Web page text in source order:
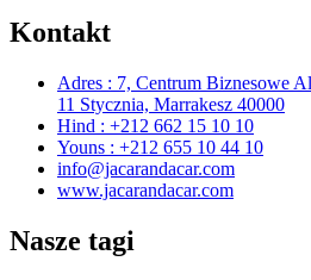
Kontakt
Adres : 7, Centrum Biznesowe
11 Stycznia, Marrakesz 40000
Hind : +212 662 15 10 10
Youns : +212 655 10 44 10
info@jacarandacar.com
www.jacarandacar.com
Nasze tagi